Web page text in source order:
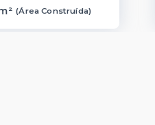
(Área Construída)